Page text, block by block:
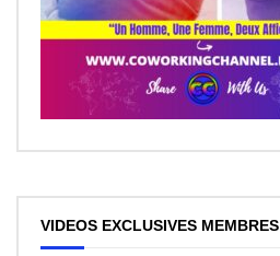
VIDEOS EXCLUSIVES MEMBRES